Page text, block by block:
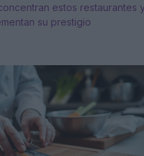
estos restaurantes y
su prestigio